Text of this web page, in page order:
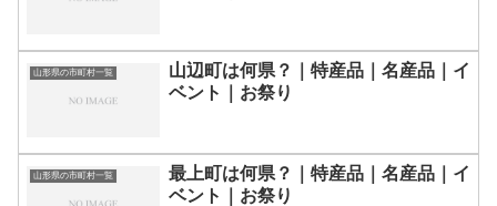
山形県の市町村一覧
山辺町は何県？｜特産品｜名産品｜イ
ベント｜お祭り
山形県の市町村一覧
最上町は何県？｜特産品｜名産品｜イ
ベント｜お祭り